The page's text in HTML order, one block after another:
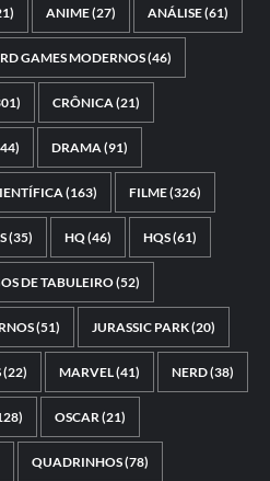
ANIME(27) ANÁLISE(61)
GAMES MODERNOS(46)
CRÔNICA (21)
DRAMA (91)
(163) FILME(326)
(35) HQ(46) HQS(61)
DE TABULEIRO(52)
(51) JURASSIC PARK(20)
(22) MARVEL(41) NERD(38)
OSCAR (21)
QUADRINHOS(78)